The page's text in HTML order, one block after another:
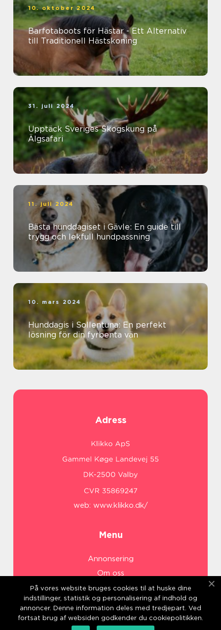
10. oktober 2024
Barfotaboots för Hästar - Ett Alternativ
till Traditionell Hästskoning
31. juli 2024
Upptäck Sveriges Skogskung på
Älgsafari
11. juli 2024
Bästa hunddagiset i Gävle: En guide till
trygg och lekfull hundpassning
10. mars 2024
Hunddagis i Sollentuna: En perfekt
lösning för din fyrbenta vän
Adress
web: www.klikko.dk/
Menu
Annonsering
Om oss
Cookies
Kontakta oss
Sitemap
På vores website bruges cookies til at huske dine
indstillinger, statistik og personalisering af indhold og
annoncer. Denne information deles med tredjepart. Ved
fortsat brug af websiden godkender du cookiepolitikken.